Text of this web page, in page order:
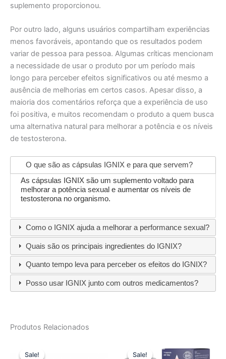
suplemento proporcionou.
Por outro lado, alguns usuários compartilham experiências
menos favoráveis, apontando que os resultados podem
variar de pessoa para pessoa. Algumas críticas mencionam
a necessidade de usar o produto por um período mais
longo para perceber efeitos significativos ou até mesmo a
ausência de melhorias em certos casos. Apesar disso, a
maioria dos comentários reforça que a experiência de uso
foi positiva, e muitos recomendam o produto a quem busca
uma alternativa natural para melhorar a potência e os níveis
de testosterona.
O que são as cápsulas IGNIX e para que servem?
As cápsulas IGNIX são um suplemento voltado para
melhorar a potência sexual e aumentar os níveis de
testosterona no organismo.
Como o IGNIX ajuda a melhorar a performance sexual?
Quais são os principais ingredientes do IGNIX?
Quanto tempo leva para perceber os efeitos do IGNIX?
Posso usar IGNIX junto com outros medicamentos?
Produtos Relacionados
Sale!
Sale! Sale!
Sale!